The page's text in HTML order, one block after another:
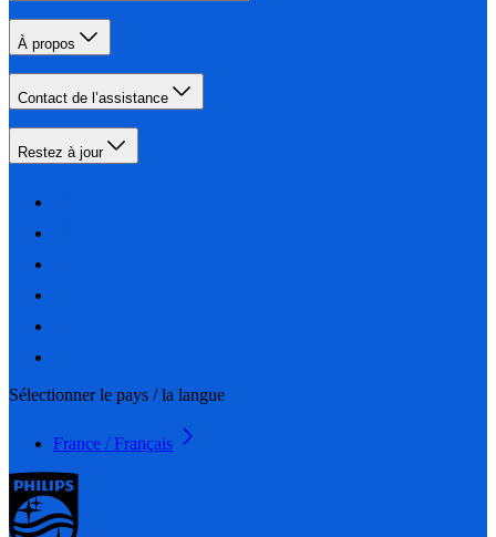
À propos
Contact de l’assistance
Restez à jour
Sélectionner le pays / la langue
France / Français